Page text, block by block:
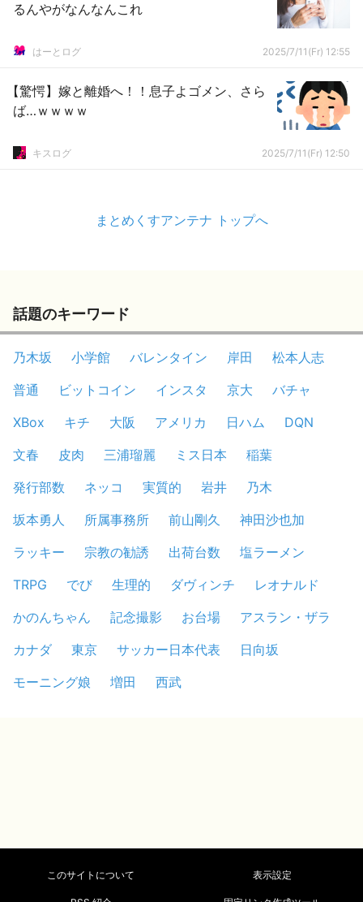
るんやがなんなんこれ
はーとログ 2025/7/11(Fr) 12:55
【驚愕】嫁と離婚へ！！息子よゴメン、さら
ば…ｗｗｗｗ
キスログ 2025/7/11(Fr) 12:50
まとめくすアンテナ トップへ
話題のキーワード
乃木坂 小学館 バレンタイン 岸田
松本人志
普通
ビットコイン インスタ 京大
バチャ
XBox
キチ 大阪 アメリカ 日ハム
DQN
文春
皮肉 三浦瑠麗 ミス日本
稲葉
発行部数
ネッコ 実質的 岩井
乃木
坂本勇人
所属事務所 前山剛久
神田沙也加
ラッキー
宗教の勧誘 出荷台数
塩ラーメン
TRPG
でび 生理的 ダヴィンチ
レオナルド
かのんちゃん
記念撮影 お台場
アスラン・ザラ
カナダ
東京 サッカー日本代表
日向坂
モーニング娘
増田 西武
このサイトについて 表示設定